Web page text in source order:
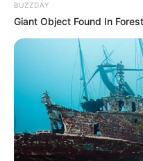
UNIRSE
Mediante oficio radicado
Ibagué, por parte del
lunes 27 de mayo a las
visita técnica a las obras
escenarios deportivos de
BUZZDAY
Giant Object Found In